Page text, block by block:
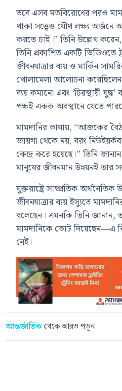
তবে এসব মতবিরোধের পরও
থাকা সত্ত্বেও যৌথ লক্ষ্য
করতে চাই।” তিনি উল্লেখ
তিনি প্রকাশিত একটি ভিডিওতে
জীবনযাত্রার ব্যয় ও মার্কিন
খোলামেলা আলোচনা
ব্যয় কমানো এবং ‘চিরস্থায়ী
পক্ষই একক অবস্থানে যেতে
মামদানির ভাষায়, “আজকের
জায়গা থেকে নয়, বরং
কেন্দ্র করে হয়েছে।” তিনি
মানুষের জীবনমান উন্নয়নই তার
যুক্তরাষ্ট্রে সাম্প্রতিক অর্থনৈতিক
জীবনযাত্রার ব্যয় ইস্যুতে
বলেছেন। এমনকি তিনি
মামদানিকে ভোট দিয়েছেন—এ
নেই।
আন্তর্জাতিক থেকে আরও পড়ুন